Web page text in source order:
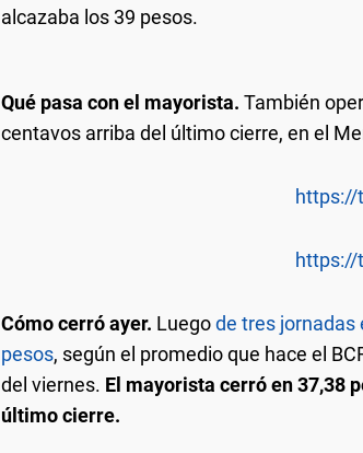
alcazaba los 39 pesos.
Qué pasa con el mayorista. También
centavos arriba del último cierre, en el
Cómo cerró ayer. Luegode tres jornadas
pesos, según el promedio que hace el
del viernes. El mayorista cerró en 37,38
último cierre.